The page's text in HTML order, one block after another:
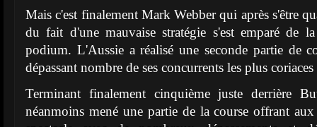
Mais c'est finalement Mark Webber qui après s'être
du fait d'une mauvaise stratégie s'est emparé de
podium. L'Aussie a réalisé une seconde partie de
dépassant nombre de ses concurrents les plus
Terminant finalement cinquième juste derrière
néanmoins mené une partie de la course offrant aux